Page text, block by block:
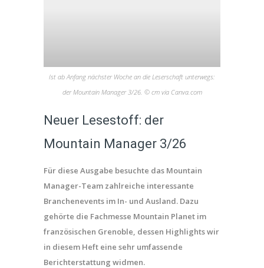
Ist ab Anfang nächster Woche an die Leserschaft unterwegs:
der Mountain Manager 3/26. © cm via Canva.com
Neuer Lesestoff: der
Mountain Manager 3/26
Für diese Ausgabe besuchte das Mountain
Manager-Team zahlreiche interessante
Branchenevents im In- und Ausland. Dazu
gehörte die Fachmesse Mountain Planet im
französischen Grenoble, dessen Highlights wir
in diesem Heft eine sehr umfassende
Berichterstattung widmen.